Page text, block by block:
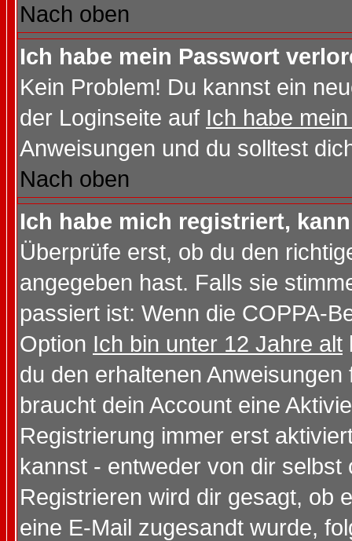
Nach oben
Ich habe mein Passwort
Kein Problem! Du kannst ein
der Loginseite auf Ich habe
Anweisungen und du solltest
Nach oben
Ich habe mich registriert,
Überprüfe erst, ob du den
angegeben hast. Falls sie
passiert ist: Wenn die COPPA-
Option Ich bin unter 12 Jahre alt
du den erhaltenen
braucht dein Account eine
Registrierung immer erst
kannst - entweder von dir selbst
Registrieren wird dir gesagt, ob
eine E-Mail zugesandt wurde,